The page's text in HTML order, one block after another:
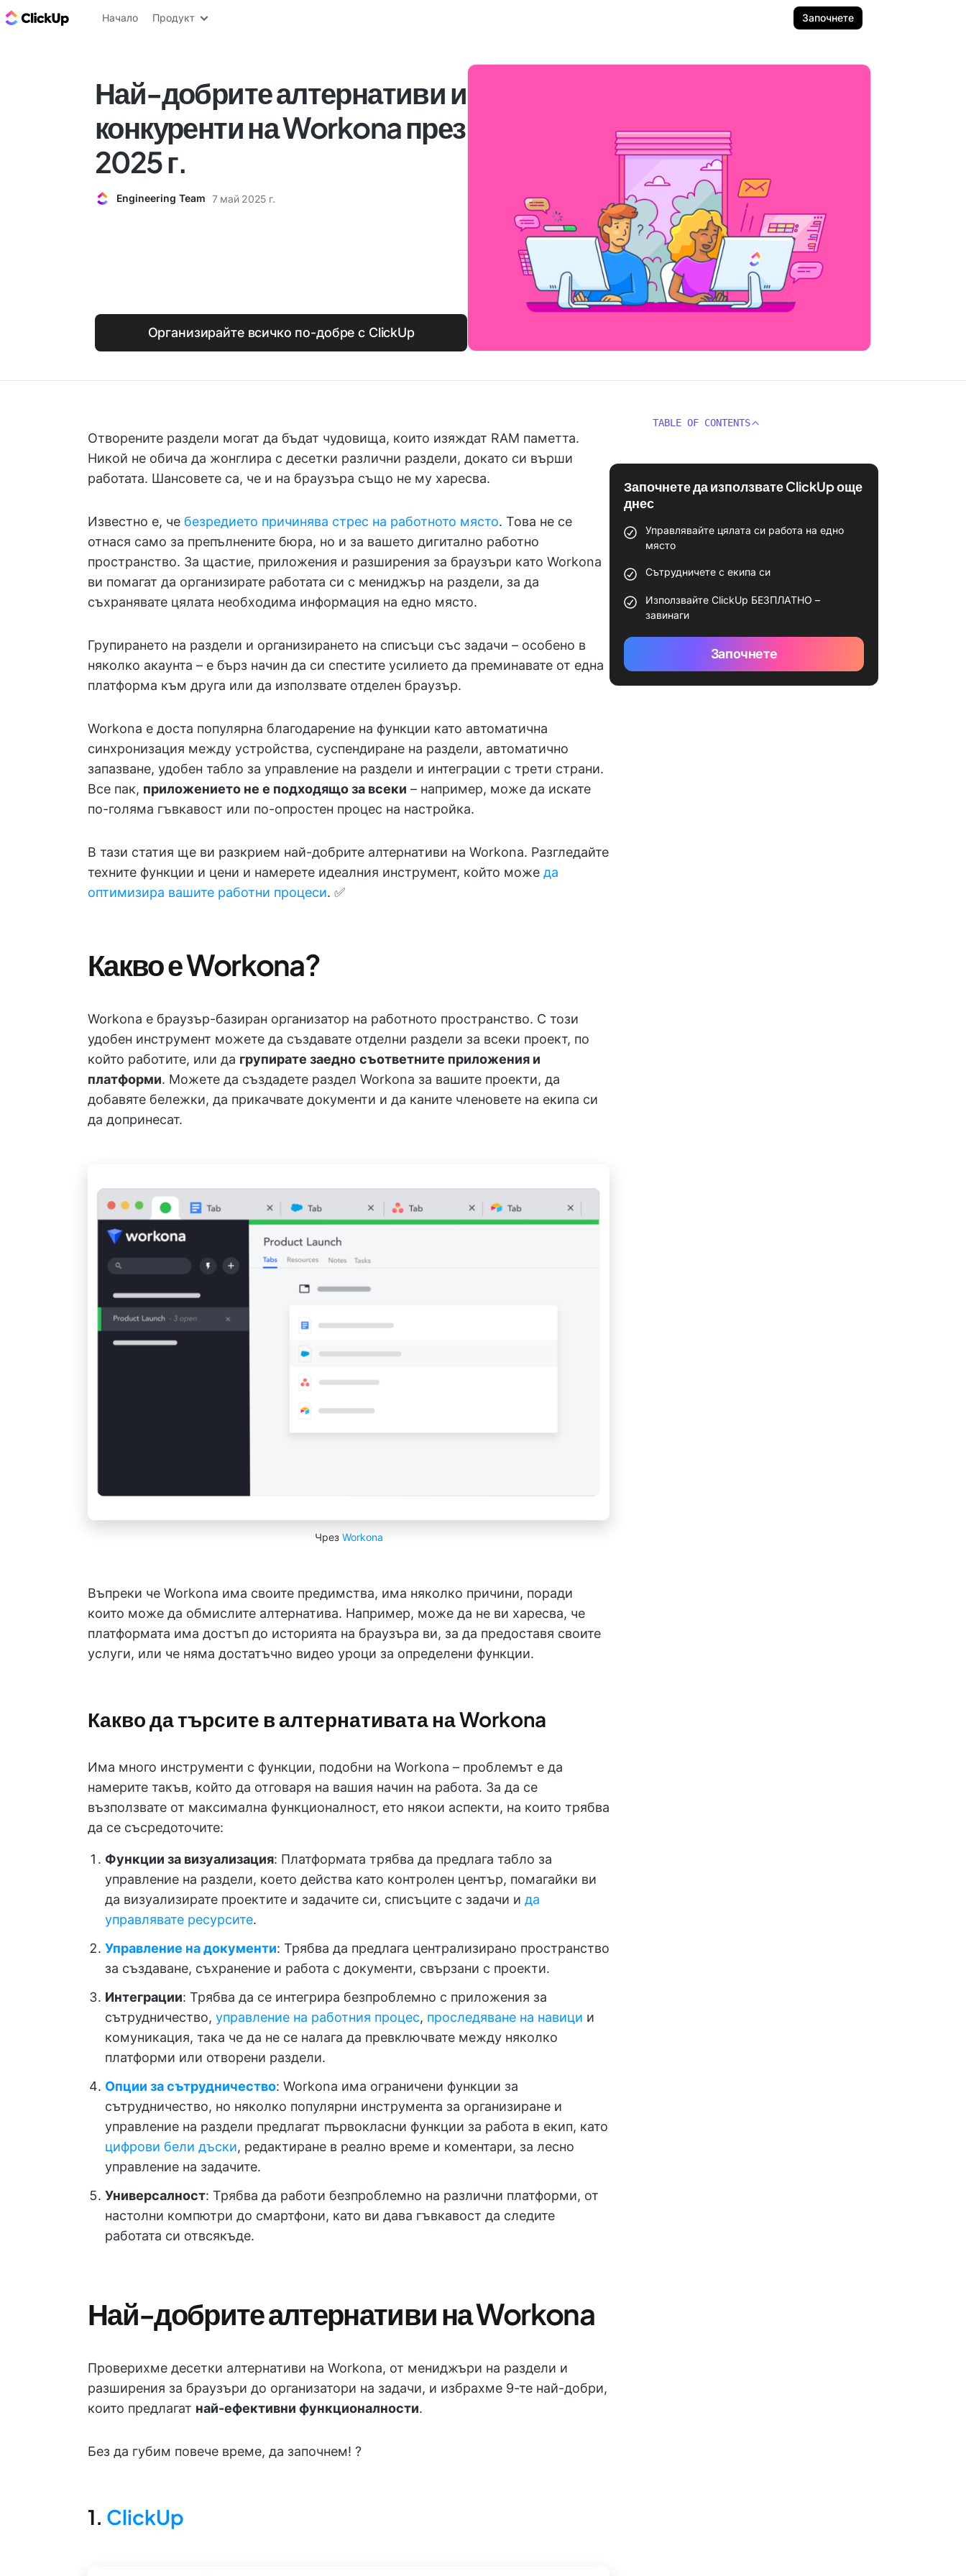
ClickUp блог
Начало Продукт Започнете
Най-добрите алтернативи и
конкуренти на Workona през
2025 г.
Engineering Team 7 май 2025 г.
Организирайте всичко по-добре с ClickUp
Отворените раздели могат да бъдат чудовища, които изяждат RAM паметта.
Никой не обича да жонглира с десетки различни раздели, докато си върши
работата. Шансовете са, че и на браузъра също не му харесва.
Известно е, че безредието причинява стрес на работното място. Това не се
отнася само за препълнените бюра, но и за вашето дигитално работно
пространство. За щастие, приложения и разширения за браузъри като Workona
ви помагат да организирате работата си с мениджър на раздели, за да
съхранявате цялата необходима информация на едно място.
Групирането на раздели и организирането на списъци със задачи – особено в
няколко акаунта – е бърз начин да си спестите усилието да преминавате от една
платформа към друга или да използвате отделен браузър.
Workona е доста популярна благодарение на функции като автоматична
синхронизация между устройства, суспендиране на раздели, автоматично
запазване, удобен табло за управление на раздели и интеграции с трети страни.
Все пак, приложението не е подходящо за всеки – например, може да искате
по-голяма гъвкавост или по-опростен процес на настройка.
В тази статия ще ви разкрием най-добрите алтернативи на Workona. Разгледайте
техните функции и цени и намерете идеалния инструмент, който може да
оптимизира вашите работни процеси. ✅
Какво е Workona?
Workona е браузър-базиран организатор на работното пространство. С този
удобен инструмент можете да създавате отделни раздели за всеки проект, по
който работите, или да групирате заедно съответните приложения и
платформи. Можете да създадете раздел Workona за вашите проекти, да
добавяте бележки, да прикачвате документи и да каните членовете на екипа си
да допринесат.
Чрез Workona
Въпреки че Workona има своите предимства, има няколко причини, поради
които може да обмислите алтернатива. Например, може да не ви харесва, че
платформата има достъп до историята на браузъра ви, за да предоставя своите
услуги, или че няма достатъчно видео уроци за определени функции.
Какво да търсите в алтернативата на Workona
Има много инструменти с функции, подобни на Workona – проблемът е да
намерите такъв, който да отговаря на вашия начин на работа. За да се
възползвате от максимална функционалност, ето някои аспекти, на които трябва
да се съсредоточите:
Функции за визуализация: Платформата трябва да предлага табло за
управление на раздели, което действа като контролен център, помагайки ви
да визуализирате проектите и задачите си, списъците с задачи и да
управлявате ресурсите.
Управление на документи: Трябва да предлага централизирано пространство
за създаване, съхранение и работа с документи, свързани с проекти.
Интеграции: Трябва да се интегрира безпроблемно с приложения за
сътрудничество, управление на работния процес, проследяване на навици и
комуникация, така че да не се налага да превключвате между няколко
платформи или отворени раздели.
Опции за сътрудничество: Workona има ограничени функции за
сътрудничество, но няколко популярни инструмента за организиране и
управление на раздели предлагат първокласни функции за работа в екип, като
цифрови бели дъски, редактиране в реално време и коментари, за лесно
управление на задачите.
Универсалност: Трябва да работи безпроблемно на различни платформи, от
настолни компютри до смартфони, като ви дава гъвкавост да следите
работата си отвсякъде.
Най-добрите алтернативи на Workona
Проверихме десетки алтернативи на Workona, от мениджъри на раздели и
разширения за браузъри до организатори на задачи, и избрахме 9-те най-добри,
които предлагат най-ефективни функционалности.
Без да губим повече време, да започнем! ?
1. ClickUp
TABLE OF CONTENTS
Започнете да използвате ClickUp още
днес
Управлявайте цялата си работа на едно
място
Сътрудничете с екипа си
Използвайте ClickUp БЕЗПЛАТНО –
завинаги
Започнете